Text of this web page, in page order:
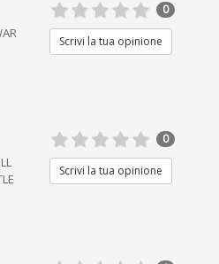
0
Scrivi la tua opinione
0
Scrivi la tua opinione